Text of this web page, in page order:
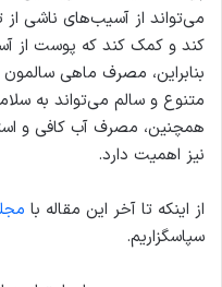
کند و کمک کند که پوست از
بنابراین، مصرف ماهی
متنوع و سالم می‌تواند به
همچنین، مصرف آب کافی و
نیز اهمیت دارد.
از اینکه تا آخر این مقاله با
سپاسگزاریم.